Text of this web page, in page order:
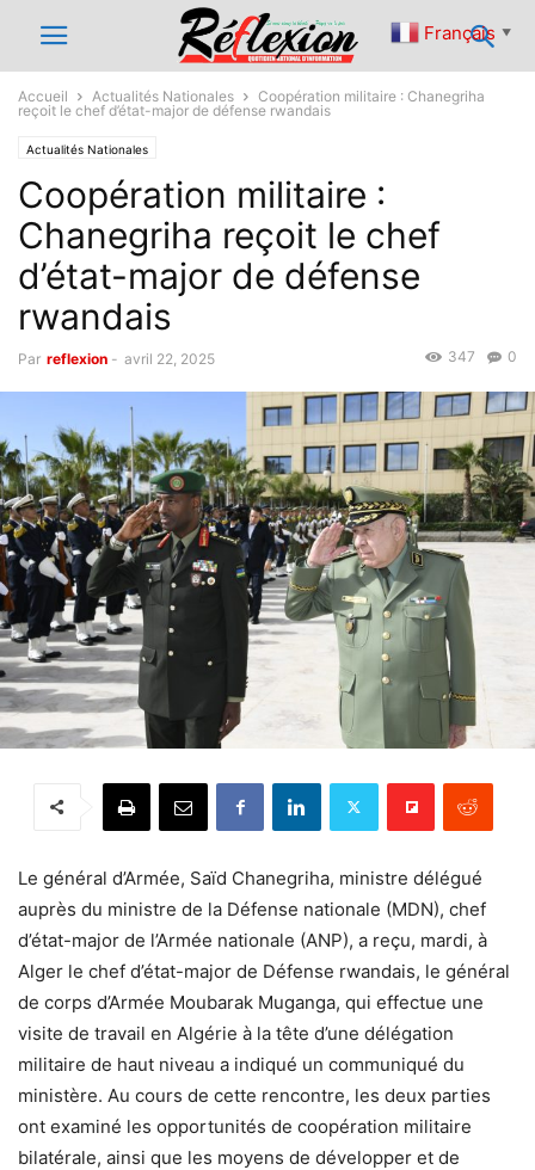
Accueil Actualités Nationales
Coopération militaire : Chanegriha
reçoit le chef d’état-major de défense rwandais
Actualités Nationales
Coopération militaire :
Chanegriha reçoit le chef
d’état-major de défense
rwandais
Par reflexion - avril 22, 2025 0
347
Le général d’Armée, Saïd Chanegriha, ministre délégué
auprès du ministre de la Défense nationale (MDN), chef
d’état-major de l’Armée nationale (ANP), a reçu, mardi, à
Alger le chef d’état-major de Défense rwandais, le général
de corps d’Armée Moubarak Muganga, qui effectue une
visite de travail en Algérie à la tête d’une délégation
militaire de haut niveau a indiqué un communiqué du
ministère. Au cours de cette rencontre, les deux parties
ont examiné les opportunités de coopération militaire
bilatérale, ainsi que les moyens de développer et de
Français ▼